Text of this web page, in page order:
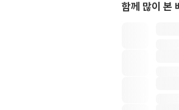
함께 많이 본